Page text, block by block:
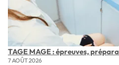
TAGE MAGE : épreuves,
7 AOÛT 2026